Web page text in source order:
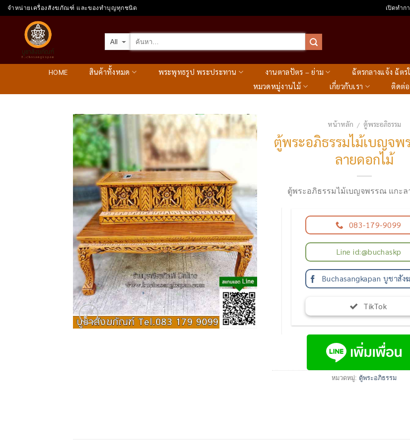
Skip
to
content
จำหน่ายเครื่องสังฆภัณฑ์ และของทำบุญทุกชนิด เปิดทำก
HOME สินค้าทั้งหมด พระพุทธรูป พระประทาน งานตาลปัตร – ย่าม ฉัตรกลางแจ้ง ฉัตร
หมวดหมู่งานไม้
เกี่ยวกับเรา ติดต่อ
หน้าหลัก / ตู้พระอภิธรรม
ตู้พระอภิธรรมไม้เบญจพ
ลายดอกไม้
ตู้พระอภิธรรมไม้เบญจพรรณ แกะล
083-179-9099
Line id:@buchaskp
Buchasangkapan บูชาสั
TikTok
หมวดหมู่: ตู้พระอภิธรรม